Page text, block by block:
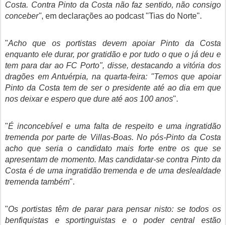
Costa. Contra Pinto da Costa não faz sentido, não consigo
conceber", em declarações ao podcast "Tias do Norte".
"Acho que os portistas devem apoiar Pinto da Costa
enquanto ele durar, por gratidão e por tudo o que o já deu e
tem para dar ao FC Porto", disse, destacando a vitória dos
dragões em Antuérpia, na quarta-feira: "Temos que apoiar
Pinto da Costa tem de ser o presidente até ao dia em que
nos deixar e espero que dure até aos 100 anos".
"É inconcebível e uma falta de respeito e uma ingratidão
tremenda por parte de Villas-Boas. No pós-Pinto da Costa
acho que seria o candidato mais forte entre os que se
apresentam de momento. Mas candidatar-se contra Pinto da
Costa é de uma ingratidão tremenda e de uma deslealdade
tremenda também".
"Os portistas têm de parar para pensar nisto: se todos os
benfiquistas e sportinguistas e o poder central estão